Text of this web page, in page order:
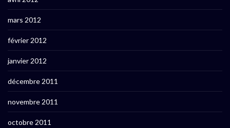
mars 2012
février 2012
janvier 2012
décembre 2011
novembre 2011
octobre 2011